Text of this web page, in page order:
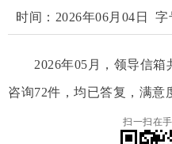
时间：2026年06月04日 字
2026年05月，领导信箱
咨询72件，均已答复，满意
扫一扫在